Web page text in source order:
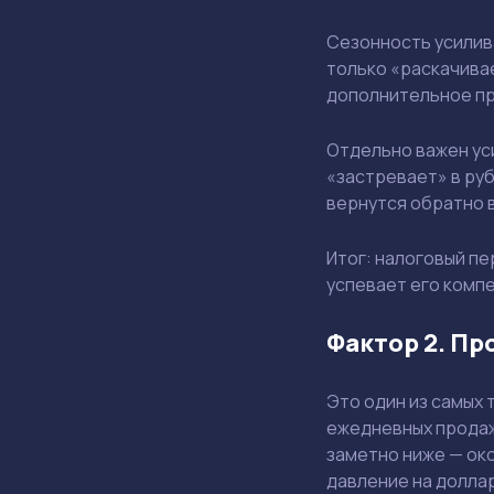
Сезонность
только
дополнительное
Отдельно важен
«застревает» в
вернутся обратно
Итог: налоговый
успевает его
Фактор 2.
Это один из самых
ежедневных
заметно ниже —
давление на